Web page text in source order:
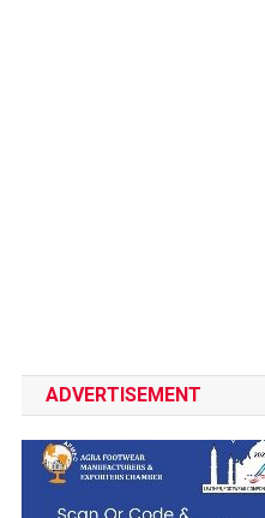
ADVERTISEMENT